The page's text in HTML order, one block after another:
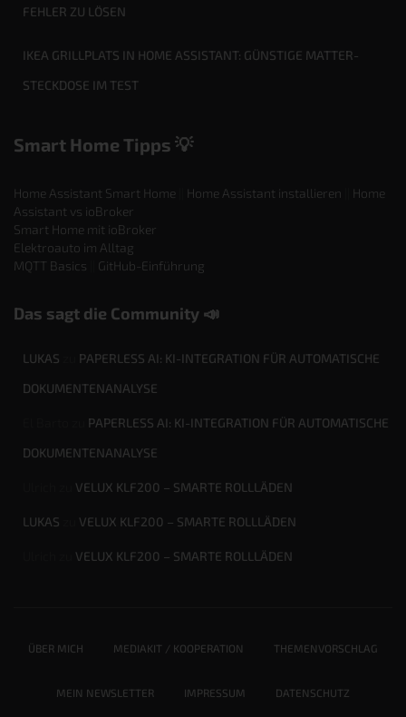
FEHLER ZU LÖSEN
IKEA GRILLPLATS IN HOME ASSISTANT: GÜNSTIGE MATTER-
STECKDOSE IM TEST
Smart Home Tipps 💡
Home Assistant Smart Home Home Assistant installieren
Home
Assistant vs ioBroker
Smart Home mit ioBroker
Elektroauto im Alltag
MQTT Basics
GitHub-Einführung
Das sagt die Community 📣
LUKAS
PAPERLESS AI: KI-INTEGRATION FÜR AUTOMATISCHE
DOKUMENTENANALYSE
PAPERLESS AI: KI-INTEGRATION FÜR AUTOMATISCHE
DOKUMENTENANALYSE
VELUX KLF200 – SMARTE ROLLLÄDEN
LUKAS VELUX KLF200 – SMARTE ROLLLÄDEN
VELUX KLF200 – SMARTE ROLLLÄDEN
ÜBER MICH MEDIAKIT / KOOPERATION THEMENVORSCHLAG
MEIN NEWSLETTER IMPRESSUM DATENSCHUTZ